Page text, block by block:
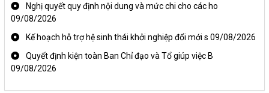
Nghị quyết quy định nội dung và mức chi cho các ho
09/08/2026
Kế hoạch hỗ trợ hệ sinh thái khởi nghiệp đổi mới s 09/08/2026
Quyết định kiện toàn Ban Chỉ đạo và Tổ giúp việc B
09/08/2026